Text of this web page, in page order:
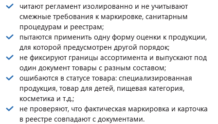
читают регламент изолированно и не учитывают
смежные требования к маркировке, санитарным
процедурам и реестрам;
пытаются применить одну форму оценки к продукции,
для которой предусмотрен другой порядок;
не фиксируют границы ассортимента и выпускают под
один документ товары с разным составом;
ошибаются в статусе товара: специализированная
продукция, товар для детей, пищевая категория,
косметика и т.д.;
не проверяют, что фактическая маркировка и карточка
в реестре совпадают с документами.